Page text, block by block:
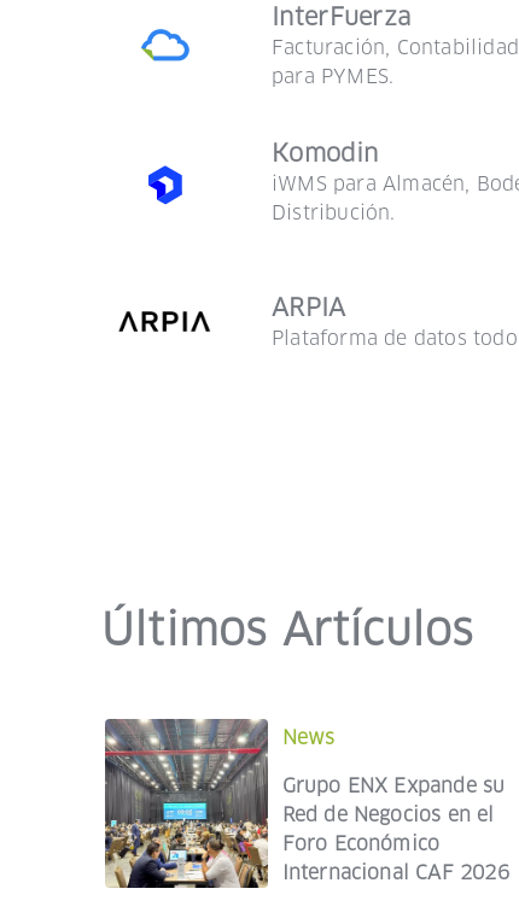
InterFuerza
Facturación,
para PYMES.
Komodin
iWMS para Almacén,
Distribución.
ARPIA
Plataforma de datos
Últimos Artículos
News
Grupo ENX Expande su
Red de Negocios en el
Foro Económico
Internacional CAF 2026